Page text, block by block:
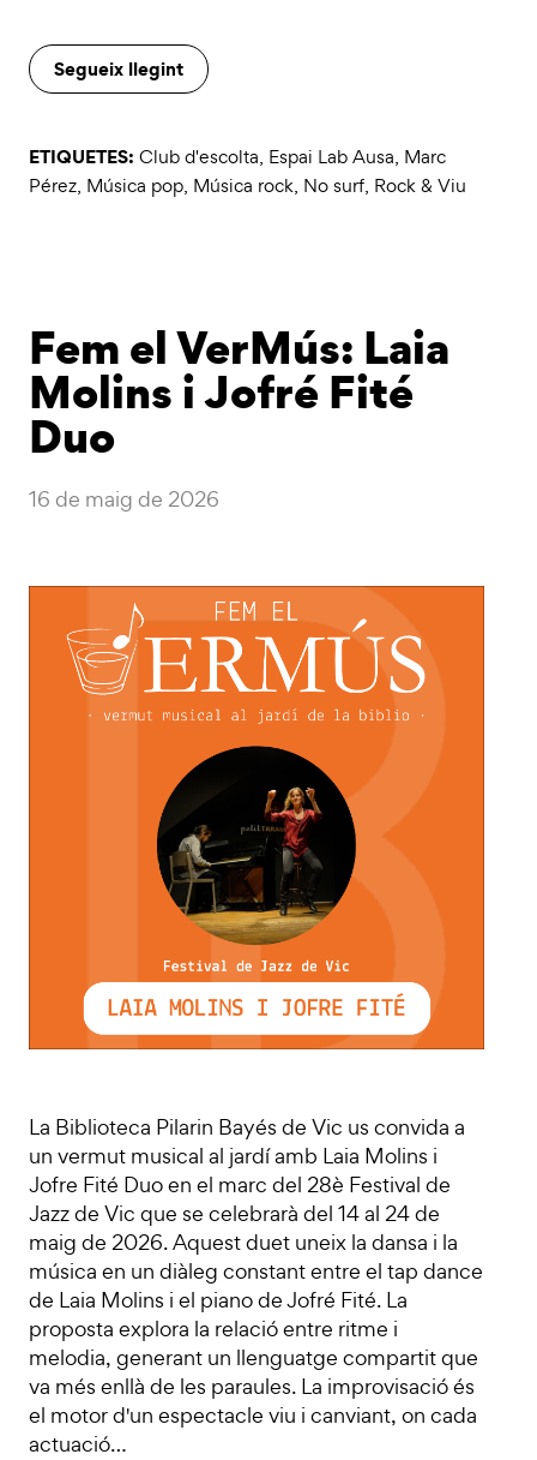
Segueix llegint
ETIQUETES: Club d'escolta, Espai Lab Ausa, Marc
Pérez, Música pop, Música rock, No surf, Rock & Viu
Fem el VerMús: Laia
Molins i Jofré Fité
Duo
16 de maig de 2026
La Biblioteca Pilarin Bayés de Vic us convida a
un vermut musical al jardí amb Laia Molins i
Jofre Fité Duo en el marc del 28è Festival de
Jazz de Vic que se celebrarà del 14 al 24 de
maig de 2026. Aquest duet uneix la dansa i la
música en un diàleg constant entre el tap dance
de Laia Molins i el piano de Jofré Fité. La
proposta explora la relació entre ritme i
melodia, generant un llenguatge compartit que
va més enllà de les paraules. La improvisació és
el motor d'un espectacle viu i canviant, on cada
actuació…